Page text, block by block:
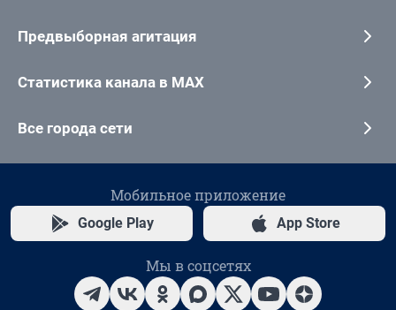
Предвыборная агитация
Статистика канала в MAX
Все города сети
Мобильное приложение
Google Play App Store
Мы в соцсетях